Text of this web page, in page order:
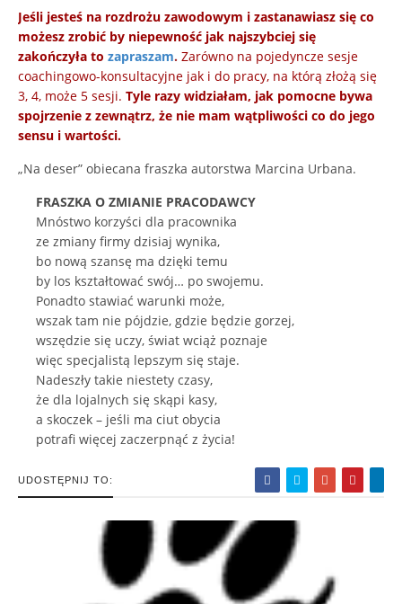
Jeśli jesteś na rozdrożu zawodowym i zastanawiasz się co
możesz zrobić by niepewność jak najszybciej się
zakończyła to zapraszam. Zarówno na pojedyncze sesje
coachingowo-konsultacyjne jak i do pracy, na którą złożą się
3, 4, może 5 sesji. Tyle razy widziałam, jak pomocne bywa
spojrzenie z zewnątrz, że nie mam wątpliwości co do jego
sensu i wartości.
„Na deser” obiecana fraszka autorstwa Marcina Urbana.
FRASZKA O ZMIANIE PRACODAWCY
Mnóstwo korzyści dla pracownika
ze zmiany firmy dzisiaj wynika,
bo nową szansę ma dzięki temu
by los kształtować swój… po swojemu.
Ponadto stawiać warunki może,
wszak tam nie pójdzie, gdzie będzie gorzej,
wszędzie się uczy, świat wciąż poznaje
więc specjalistą lepszym się staje.
Nadeszły takie niestety czasy,
że dla lojalnych się skąpi kasy,
a skoczek – jeśli ma ciut obycia
potrafi więcej zaczerpnąć z życia!
UDOSTĘPNIJ TO: